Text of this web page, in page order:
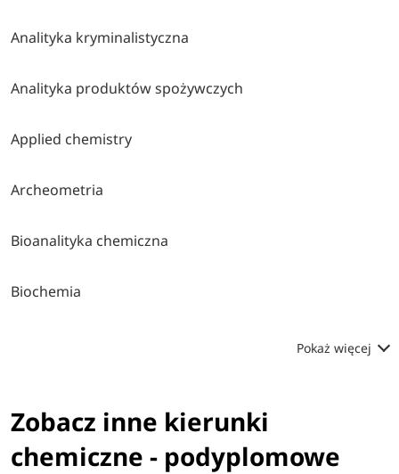
Analityka kryminalistyczna
Analityka produktów spożywczych
Applied chemistry
Archeometria
Bioanalityka chemiczna
Biochemia
Pokaż więcej
Zobacz inne kierunki
chemiczne - podyplomowe